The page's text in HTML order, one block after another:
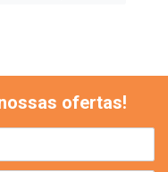
ofertas!